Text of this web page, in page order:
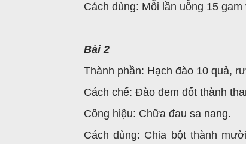
Cách dùng: Mỗi lần uỗng 15
Bài 2
Thành phần: Hạch đào 10 quả,
Cách chế: Đào đem đốt thành
Công hiệu: Chữa đau sa nang.
Cách dùng: Chia bột thành